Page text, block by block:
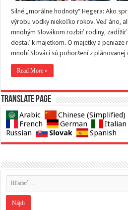
Silné „morálne hodnoty“ Hegera: Ako
výrobu vodky niekoľko rokov. Veď áno,
mnohým Slovákom rozbiť rodiny,
dostať k majetkom. O majetky a peniaze
mnohí Slováci sú pohoršení z plánovanej
Read More »
Translate page
Arabic Chinese (Simplified)
French
German Italian
Russian
Slovak Spanish